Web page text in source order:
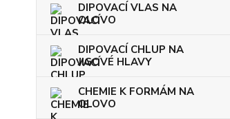
DIPOVACÍ VLAS NA
OLOVO
DIPOVACÍ CHLUP NA
JIGOVÉ HLAVY
CHEMIE K FORMÁM NA
OLOVO